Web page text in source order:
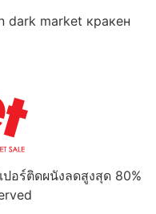
market кракен
ปอร์ติดผนังลดสูงสุด 80%